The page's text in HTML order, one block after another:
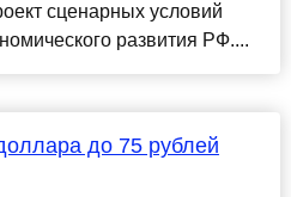
сценарных условий
развития РФ....
до 75 рублей